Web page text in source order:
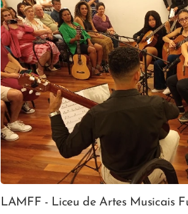
LAMFF - Liceu de Artes Musicais